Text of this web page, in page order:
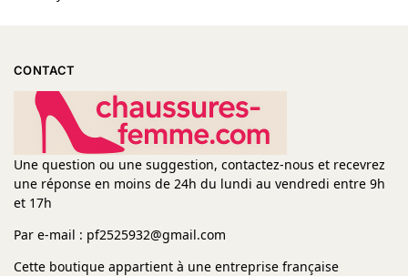
CONTACT
Une question ou une suggestion, contactez-nous et recevrez
une réponse en moins de 24h du lundi au vendredi entre 9h
et 17h
Par e-mail : pf2525932@gmail.com
Cette boutique appartient à une entreprise française